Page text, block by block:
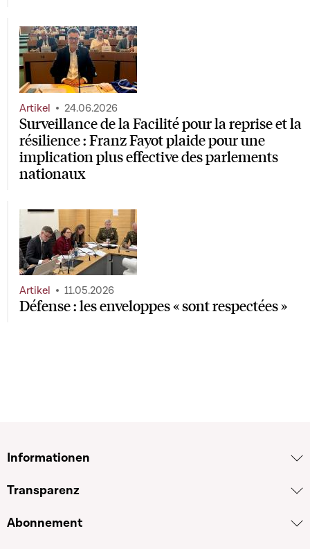
Surveillance de la Facilité pour la reprise et la
résilience : Franz Fayot plaide pour une
implication plus effective des parlements
nationaux
Artikel 24.06.2026
Défense : les enveloppes « sont respectées »
Artikel 11.05.2026
Informationen
Transparenz
Abonnement